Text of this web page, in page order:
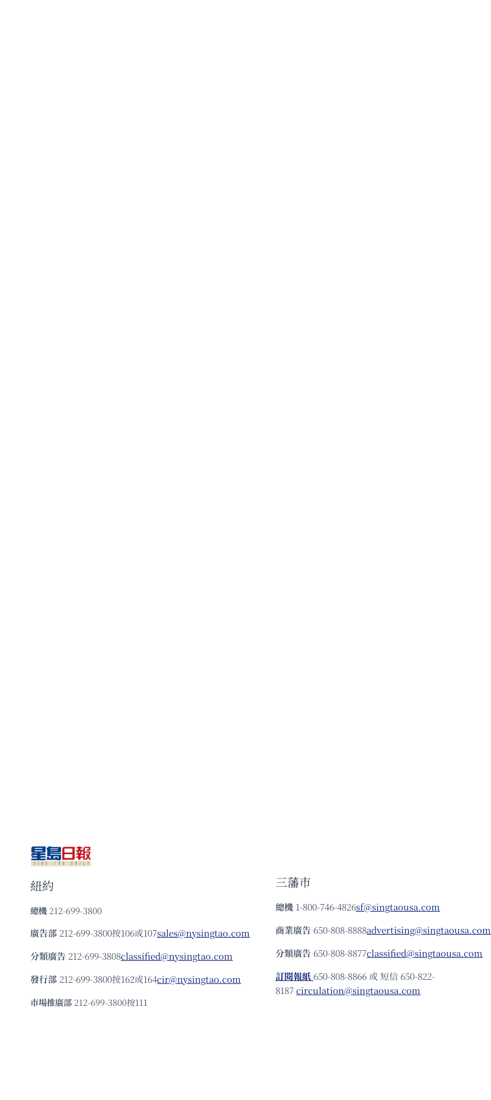
紐約
總機 212-699-3800
廣告部 212-699-3800按106或107sales@nysingtao.com
分類廣告 212-699-3808classified@nysingtao.com
發⾏部 212-699-3800按162或164cir@nysingtao.com
市場推廣部 212-699-3800按111
三藩市
總機 1-800-746-4826sf@singtaousa.com
商業廣告 650-808-8888advertising@singtaousa.com
分類廣告 650-808-8877classified@singtaousa.com
訂閱報紙 650-808-8866 或 短信 650-822-
8187circulation@singtaousa.com